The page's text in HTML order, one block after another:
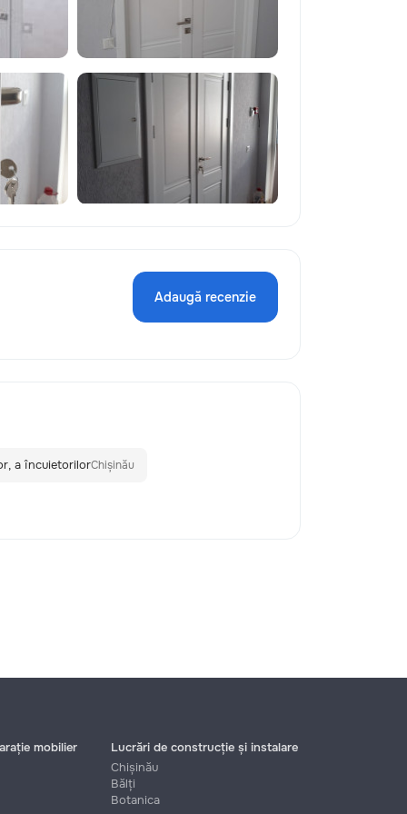
Adaugă recenzie
a încuietorilorChișinău
mobilier
Lucrări de construcție și instalare
Chișinău
Bălți
Botanica